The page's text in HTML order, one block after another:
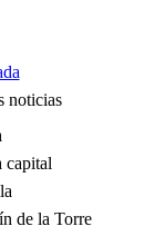
noticias
capital
de la Torre